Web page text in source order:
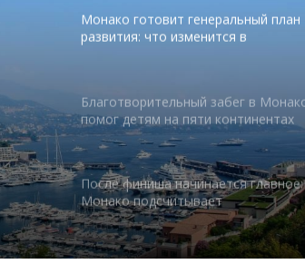
в
в
развития: что изменится в
Княжестве
помог детям на пяти континентах
После финиша начинается главное:
Монако подсчитывает
экономическую ценность Гран-при
Формулы-1
Отели Монако стали главным
драйвером роста индустрии